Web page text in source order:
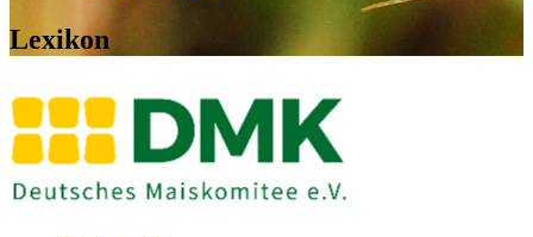
Lexikon